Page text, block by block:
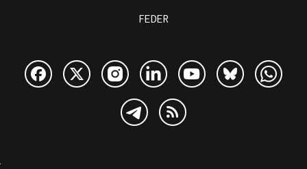
FEDER